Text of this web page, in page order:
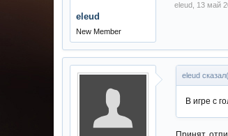
eleud
New Member
eleud 13 май
eleud
В игре с